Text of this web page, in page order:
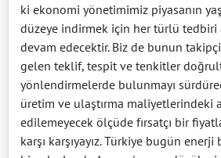
ki ekonomi yönetimimiz piyasanın
düzeye indirmek için her türlü tedbiri
devam edecektir. Biz de bunun
gelen teklif, tespit ve tenkitler
yönlendirmelerde bulunmayı
üretim ve ulaştırma maliyetlerindeki
edilemeyecek ölçüde fırsatçı bir
karşı karşıyayız. Türkiye bugün